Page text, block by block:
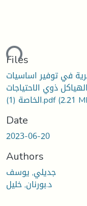
Files
في توفير اساسيات
ذوي الاحتياجات
الخاصة (1).pdf(2.21
Date
2023-06-20
Authors
جديلي, يوسف
د.بورنان, خليل